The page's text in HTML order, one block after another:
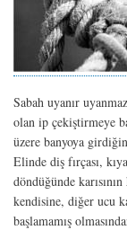
Sabah uyanır
olan ip çekiştirmeye
üzere banyoya
Elinde diş fırçası,
döndüğünde
kendisine, diğer ucu
başlamamış